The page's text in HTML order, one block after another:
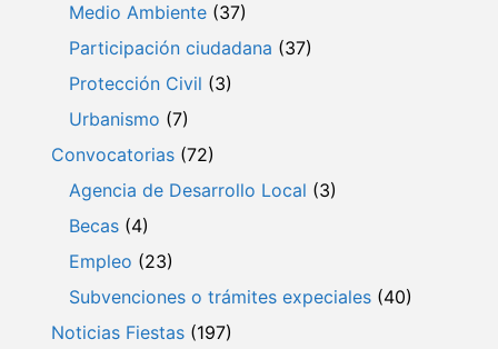
Medio Ambiente (37)
Participación ciudadana (37)
Protección Civil (3)
Urbanismo (7)
Convocatorias (72)
Agencia de Desarrollo Local (3)
Becas (4)
Empleo (23)
Subvenciones o trámites expeciales (40)
Noticias Fiestas (197)